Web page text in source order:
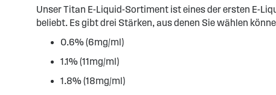
Unser Titan E-Liquid-Sortiment ist eines der ersten E-
beliebt. Es gibt drei Stärken, aus denen Sie wählen
0.6% (6mg/ml)
1.1% (11mg/ml)
1.8% (18mg/ml)